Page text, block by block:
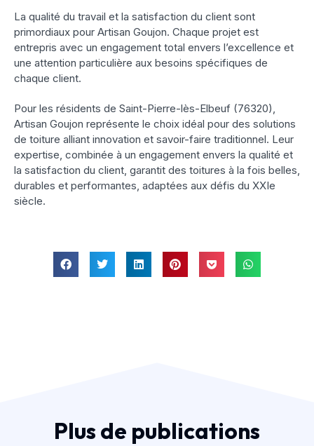
La qualité du travail et la satisfaction du client sont
primordiaux pour Artisan Goujon. Chaque projet est
entrepris avec un engagement total envers l’excellence et
une attention particulière aux besoins spécifiques de
chaque client.
Pour les résidents de Saint-Pierre-lès-Elbeuf (76320),
Artisan Goujon représente le choix idéal pour des solutions
de toiture alliant innovation et savoir-faire traditionnel. Leur
expertise, combinée à un engagement envers la qualité et
la satisfaction du client, garantit des toitures à la fois belles,
durables et performantes, adaptées aux défis du XXIe
siècle.
Plus de publications